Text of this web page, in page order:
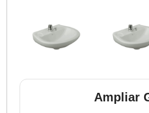
Ampliar